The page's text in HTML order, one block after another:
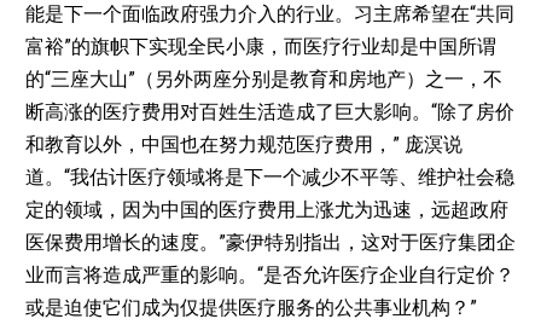
能是下一个面临政府强力介入的行业。习主席希望在“共同
富裕”的旗帜下实现全民小康，而医疗行业却是中国所谓
的“三座大山”（另外两座分别是教育和房地产）之一，不
断高涨的医疗费用对百姓生活造成了巨大影响。“除了房价
和教育以外，中国也在努力规范医疗费用，” 庞溟说
道。“我估计医疗领域将是下一个减少不平等、维护社会稳
定的领域，因为中国的医疗费用上涨尤为迅速，远超政府
医保费用增长的速度。”豪伊特别指出，这对于医疗集团企
业而言将造成严重的影响。“是否允许医疗企业自行定价？
或是迫使它们成为仅提供医疗服务的公共事业机构？”